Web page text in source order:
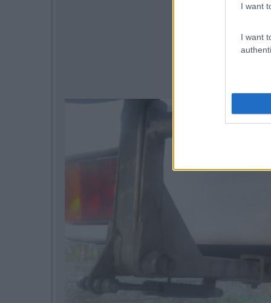
I want
I want